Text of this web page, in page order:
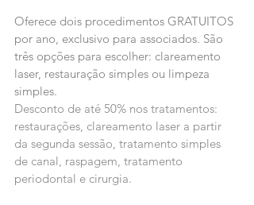
Oferece dois procedimentos GRATUITOS
por ano, exclusivo para associados. São
três opções para escolher: clareamento
laser, restauração simples ou limpeza
simples.
Desconto de até 50% nos tratamentos:
restaurações, clareamento laser a partir
da segunda sessão, tratamento simples
de canal, raspagem, tratamento
periodontal e cirurgia.